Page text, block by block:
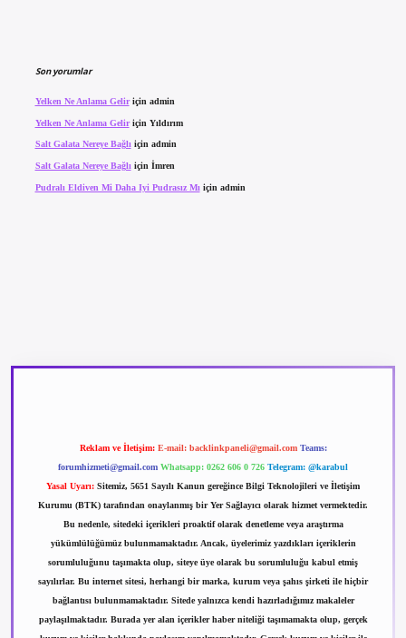
Son yorumlar
Yelken Ne Anlama Geliriçin admin
Yelken Ne Anlama Geliriçin Yıldırım
Salt Galata Nereye Bağlıiçin admin
Salt Galata Nereye Bağlı için İmren
Pudralı Eldiven Mi Daha Iyi Pudrasız Mı için admin
Reklam ve İletişim: E-mail: backlinkpaneli@gmail.com Teams:
forumhizmeti@gmail.com Whatsapp: 0262 606 0 726 Telegram: @karabul
Yasal Uyarı: Sitemiz, 5651 Sayılı Kanun gereğince Bilgi Teknolojileri ve İletişim
Kurumu (BTK) tarafından onaylanmış bir Yer Sağlayıcı olarak hizmet vermektedir.
Bu nedenle, sitedeki içerikleri proaktif olarak denetleme veya araştırma
yükümlülüğümüz bulunmamaktadır. Ancak, üyelerimiz yazdıkları içeriklerin
sorumluluğunu taşımakta olup, siteye üye olarak bu sorumluluğu kabul etmiş
sayılırlar. Bu internet sitesi, herhangi bir marka, kurum veya şahıs şirketi ile hiçbir
bağlantısı bulunmamaktadır. Sitede yalnızca kendi hazırladığımız makaleler
paylaşılmaktadır. Burada yer alan içerikler haber niteliği taşımamakta olup, gerçek